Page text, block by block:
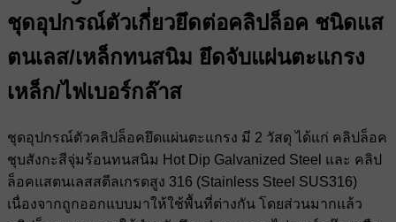
ชุดอุปกรณ์ตัวเกี่ยวยึดต่อคลิปล็อค ชนิดแส
ตนเลส/เหล็กทนสนิม ยึดจับแผ่นตะแกรง
เหล็ก/ไฟเบอร์กล๊าส
ชุดอุปกรณ์ตัวคลิปล็อคยึดแผ่นตะแกรง มี 2 วัสดุ ได้แก่ คลิปล็อค
ชุบสังกะสีจุ่มร้อนทนสนิม Hot Dip Galvanized Steel และ คลิป
ล็อคแสตนเลสสตีลเกรดสูง 316 (Stainless Steel SUS316)
เนื่องจากถูกออกแบบมาให้ใช้พื้นที่ต่างกัน โดยส่วนมากแล้ว